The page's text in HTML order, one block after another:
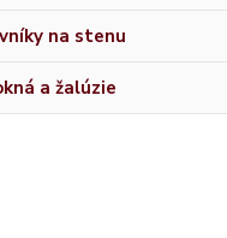
na stenu
a žalúzie